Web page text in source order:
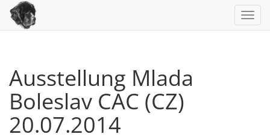
Ausstellung Mlada
Boleslav CAC (CZ)
20.07.2014